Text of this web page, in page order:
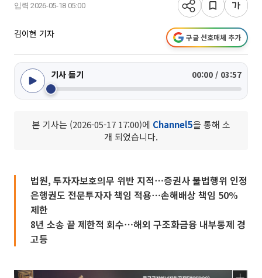
입력 2026-05-18 05:00
김이현 기자 구글 선호매체 추가
기사 듣기 00:00 / 03:57
본 기사는 (2026-05-17 17:00)에 Channel5을 통해 소
개 되었습니다.
법원, 투자자보호의무 위반 지적⋯증권사 불법행위 인정
은행권도 전문투자자 책임 적용⋯손해배상 책임 50%
제한
8년 소송 끝 제한적 회수⋯해외 구조화금융 내부통제 경
고등